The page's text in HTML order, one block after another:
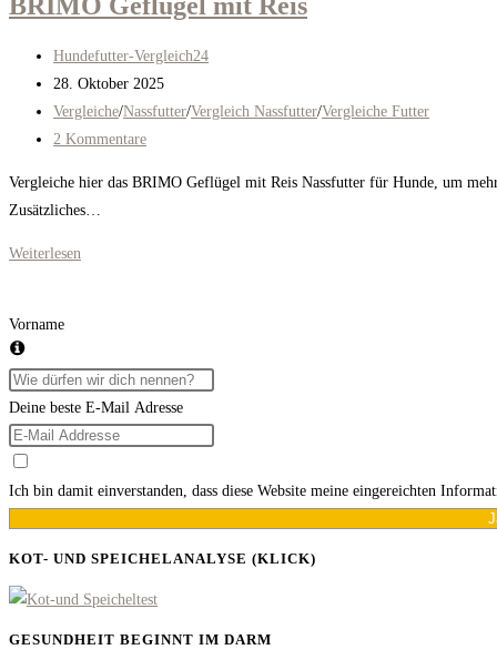
Beitrags-
Autor:
Hundefutter-Vergleich24
Beitrag
veröffentlicht:
28. Oktober 2025
Beitrags-
Kategorie:
Vergleiche/Nassfutter/Vergleich Nassfutter/Vergleiche Futter
Beitrags-
2 Kommentare
Vergleiche hier das BRIMO Geflügel mit Reis Nassfutter für Hunde, um
Zusätzliches…
Weiterlesen
Vorname
Deine beste E-Mail Adresse
Ich bin damit einverstanden, dass diese Website meine eingereichten
KOT- UND SPEICHELANALYSE (KLICK)
GESUNDHEIT BEGINNT IM DARM